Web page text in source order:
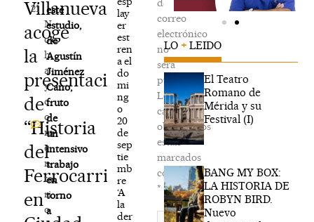
Villanueva
acoge
la
presentación
de
“Historia
del
Ferrocarril
en
21
N
o
h
a
y
c
o
m
e
n
ta
ri
o
este
estudio,
de
Agustín
Jiménez
Cano,
fruto
de
un
intensivo
trabajo
en
torno
a
lay
er
est
ren
a el
do
mi
ng
o
20
de
sep
tie
mb
re
‘A
la
der
de
correo
electrónico
no
será
publicada.
Los
campos
obligatorios
están
marcados
con
*
Escribe
LO + LEIDO
El Teatro
Romano de
Mérida y su
Festival (I)
BANG MY BOX:
LA HISTORIA DE
ROBYN BIRD.
Nuevo